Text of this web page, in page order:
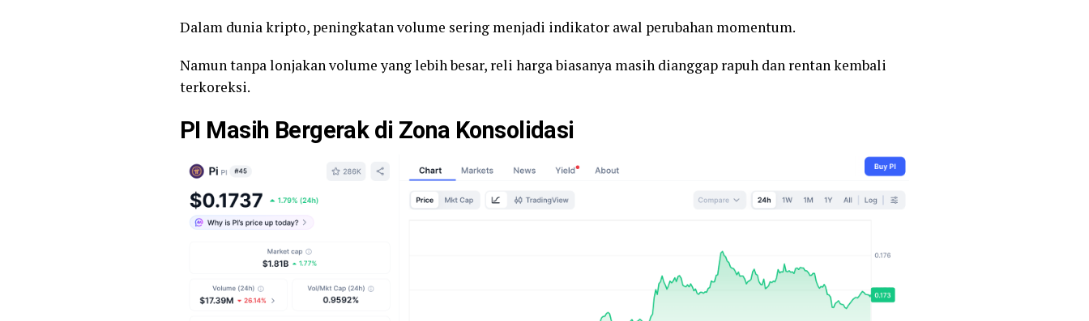
Dalam dunia kripto, peningkatan volume sering menjadi indikator awal perubahan momentum.
Namun tanpa lonjakan volume yang lebih besar, reli harga biasanya masih dianggap rapuh dan rentan kembali
terkoreksi.
PI Masih Bergerak di Zona Konsolidasi